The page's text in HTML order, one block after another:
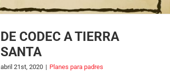
DE CODEC A TIERRA
SANTA
abril 21st, 2020 | Planes para padres